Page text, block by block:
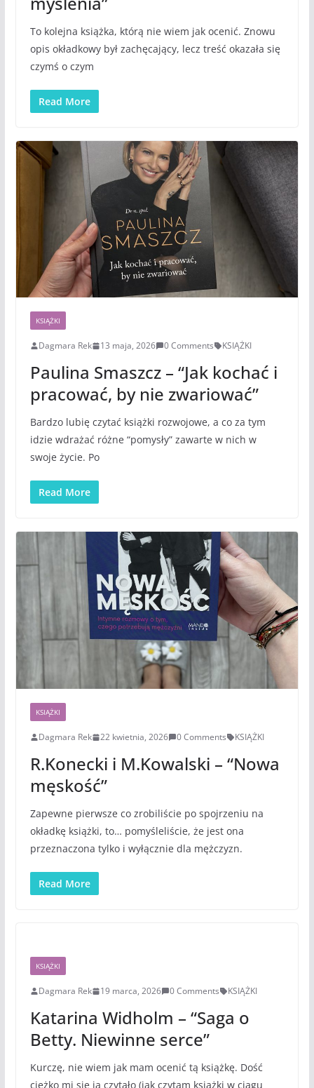
To kolejna książka, którą nie wiem jak ocenić. Znowu
opis okładkowy był zachęcający, lecz treść okazała się
czymś o czym
Read More
KSIĄŻKI
Dagmara Rek 13 maja, 2026 0 Comments KSIĄŻKI
Paulina Smaszcz – “Jak kochać i
pracować, by nie zwariować”
Bardzo lubię czytać książki rozwojowe, a co za tym
idzie wdrażać różne “pomysły” zawarte w nich w
swoje życie. Po
Read More
KSIĄŻKI
Dagmara Rek 22 kwietnia, 2026 0 Comments KSIĄŻKI
R.Konecki i M.Kowalski – “Nowa
męskość”
Zapewne pierwsze co zrobiliście po spojrzeniu na
okładkę książki, to… pomyśleliście, że jest ona
przeznaczona tylko i wyłącznie dla mężczyzn.
Read More
KSIĄŻKI
Dagmara Rek 19 marca, 2026 0 Comments KSIĄŻKI
Katarina Widholm – “Saga o
Betty. Niewinne serce”
Kurczę, nie wiem jak mam ocenić tą książkę. Dość
ciężko mi się ją czytało (jak czytam książki w ciągu